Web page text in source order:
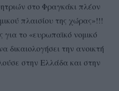
στο Φραγκάκι πλέον
πλαισίου της χώρας»!!!
το «ευρωπαϊκό νομικό
δικαιολογήσει την ανοικτή
στην Ελλάδα και στην